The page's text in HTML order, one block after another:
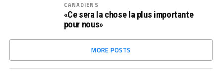
CANADIENS
«Ce sera la chose la plus importante
pour nous»
MORE POSTS